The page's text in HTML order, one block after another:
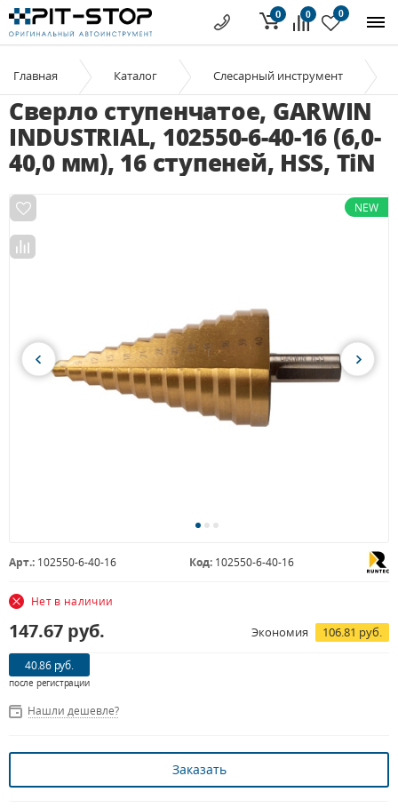
0 0
0
Главная Каталог Слесарный инструмент
Сверло ступенчатое, GARWIN
INDUSTRIAL, 102550-6-40-16 (6,0-
40,0 мм), 16 ступеней, HSS, TiN
NEW
Арт.: 102550-6-40-16 Код: 102550-6-40-16
Нет в наличии
147.67 руб. Экономия 106.81 руб.
40.86 руб.
после регистрации
Нашли дешевле?
Заказать